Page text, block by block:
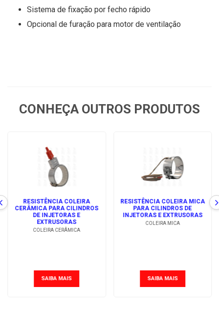
Sistema de fixação por fecho rápido
Opcional de furação para motor de ventilação
CONHEÇA OUTROS PRODUTOS
RESISTÊNCIA COLEIRA
CERÂMICA PARA CILINDROS
DE INJETORAS E
EXTRUSORAS
COLEIRA CERÂMICA
SAIBA MAIS
RESISTÊNCIA COLEIRA MICA
PARA CILINDROS DE
INJETORAS E EXTRUSORAS
COLEIRA MICA
SAIBA MAIS